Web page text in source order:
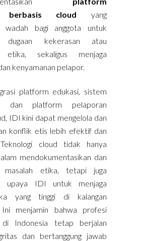
berbasis cloud yang
wadah bagi anggota untuk
dugaan kekerasan atau
etika, sekaligus menjaga
kenyamanan pelapor.
platform edukasi, sistem
dan platform pelaporan
IDI kini dapat mengelola dan
konflik etis lebih efektif dan
cloud tidak hanya
mendokumentasikan dan
masalah etika, tetapi juga
upaya IDI untuk menjaga
yang tinggi di kalangan
Ini menjamin bahwa profesi
Indonesia tetap berjalan
dan bertanggung jawab